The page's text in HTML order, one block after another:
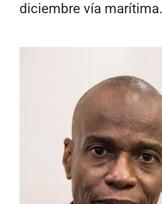
diciembre vía marítima.